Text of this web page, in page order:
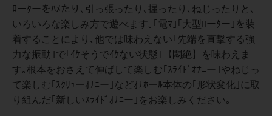
ﾛーﾀーをﾊﾒたり､引っ張ったり､握ったり､ねじったりと､
いろいろな楽しみ方で遊べます｡｢電ﾏ｣｢大型ﾛーﾀー｣を装
着することにより､他では味わえない｢先端を直撃する強
力な振動｣で｢ｲｹそうでｲｹない状態｣【悶絶】を味わえま
す｡根本をおさえて伸ばして楽しむ｢ｽﾗｲﾄﾞｵﾅﾆー｣やねじっ
て楽しむ｢ｽｸﾘｭーｵﾅﾆー｣などｵﾅﾎーﾙ本体の｢形状変化｣に取
り組んだ｢新しいｽﾗｲﾄﾞｵﾅﾆー｣をお楽しみください｡